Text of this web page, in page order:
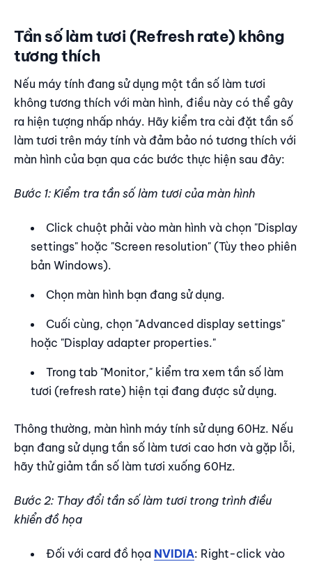
Tần số làm tươi (Refresh rate) không
tương thích
Nếu máy tính đang sử dụng một tần số làm tươi
không tương thích với màn hình, điều này có thể gây
ra hiện tượng nhấp nháy. Hãy kiểm tra cài đặt tần số
làm tươi trên máy tính và đảm bảo nó tương thích với
màn hình của bạn qua các bước thực hiện sau đây:
Bước 1: Kiểm tra tần số làm tươi của màn hình
Click chuột phải vào màn hình và chọn "Display
settings" hoặc "Screen resolution" (Tùy theo phiên
bản Windows).
Chọn màn hình bạn đang sử dụng.
Cuối cùng, chọn "Advanced display settings"
hoặc "Display adapter properties."
Trong tab "Monitor," kiểm tra xem tần số làm
tươi (refresh rate) hiện tại đang được sử dụng.
Thông thường, màn hình máy tính sử dụng 60Hz. Nếu
bạn đang sử dụng tần số làm tươi cao hơn và gặp lỗi,
hãy thử giảm tần số làm tươi xuống 60Hz.
Bước 2: Thay đổi tần số làm tươi trong trình điều
khiển đồ họa
Đối với card đồ họa NVIDIA: Right-click vào